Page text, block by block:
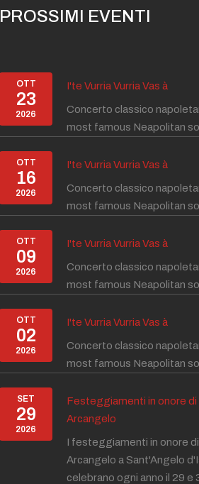
PROSSIMI EVENTI
OTT
23
2026
I'te Vurria Vurria Vas à
Concerto classico
most famous Neapolitan
OTT
16
2026
I'te Vurria Vurria Vas à
Concerto classico
most famous Neapolitan
OTT
09
2026
I'te Vurria Vurria Vas à
Concerto classico
most famous Neapolitan
OTT
02
2026
I'te Vurria Vurria Vas à
Concerto classico
most famous Neapolitan
SET
29
2026
Festeggiamenti in onore di
Arcangelo
I festeggiamenti in onore
Arcangelo a Sant'Angelo
celebrano ogni anno il 29 e